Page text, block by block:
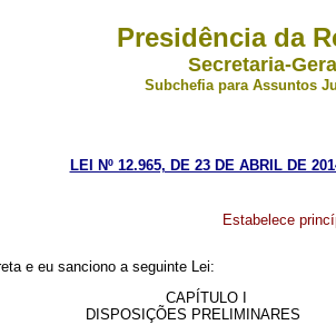
Presidência da
Secretaria-
Subchefia para Assuntos
LEI Nº 12.965, DE 23 DE ABRIL DE
Estabelece
e eu sanciono a seguinte Lei:
CAPÍTULO I
DISPOSIÇÕES PRELIMINARES